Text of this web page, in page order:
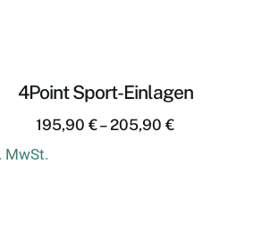
4Point Sport-Einlagen
195,90€– 205,90€
MwSt.